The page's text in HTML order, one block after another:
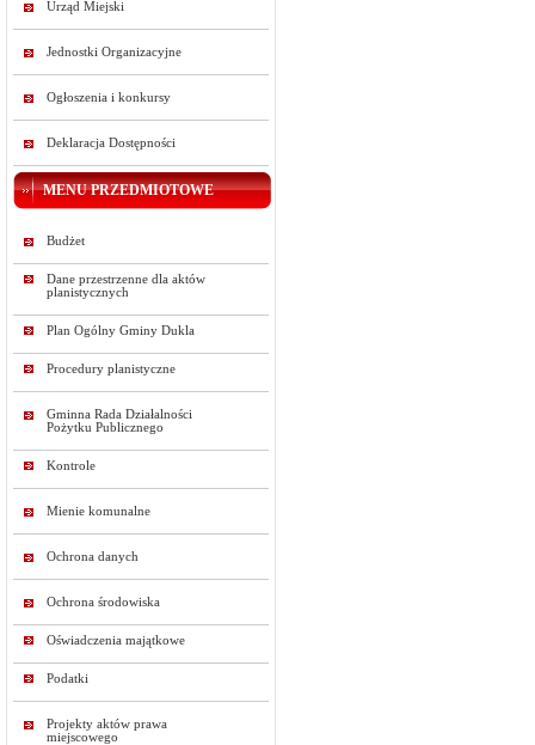
Urząd Miejski
Jednostki Organizacyjne
Ogłoszenia i konkursy
Deklaracja Dostępności
MENU PRZEDMIOTOWE
Budżet
Dane przestrzenne dla aktów
planistycznych
Plan Ogólny Gminy Dukla
Procedury planistyczne
Gminna Rada Działalności
Pożytku Publicznego
Kontrole
Mienie komunalne
Ochrona danych
Ochrona środowiska
Oświadczenia majątkowe
Podatki
Projekty aktów prawa
miejscowego